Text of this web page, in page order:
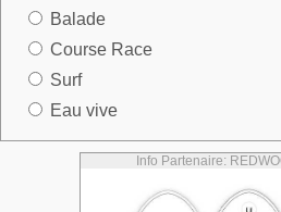
Balade
Course Race
Surf
Eau vive
Info Partenaire: